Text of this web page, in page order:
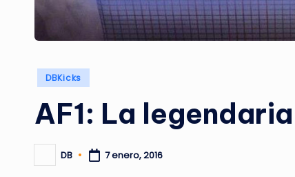
Publicado
DBKicks
AF1: La
Publicado
por
DB 7 enero, 2016